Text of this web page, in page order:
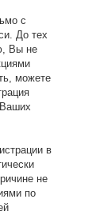
с
До тех
Вы не
можете
в
не
по